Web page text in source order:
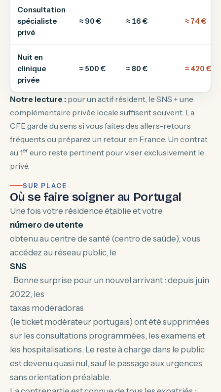
Consultation
spécialiste
privé
≈ 90 € ≈ 16 € ≈ 74 €
Nuit en
clinique
privée
≈ 500 € ≈ 80 € ≈ 420 €
Notre lecture : pour un actif résident, le SNS + une
complémentaire privée locale suffisent souvent. La
CFE garde du sens si vous faites des allers-retours
fréquents ou préparez un retour en France. Un contrat
au 1er euro reste pertinent pour viser exclusivement le
privé.
SUR PLACE
Où se faire soigner au Portugal
Une fois votre résidence établie et votre
número de utente
obtenu au centre de santé (centro de saúde), vous
accédez au réseau public, le
SNS
. Bonne surprise pour un nouvel arrivant : depuis juin
2022, les
taxas moderadoras
(le ticket modérateur portugais) ont été supprimées
sur les consultations programmées, les examens et
les hospitalisations. Le reste à charge dans le public
est devenu quasi nul, sauf le passage aux urgences
sans orientation préalable.